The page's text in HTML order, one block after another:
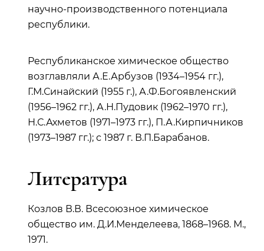
научно-производственного потенциала
республики.
Республиканское химическое общество
возглавляли А.Е.Арбузов (1934–1954 гг.),
Г.М.Синайский (1955 г.), А.Ф.Богоявленский
(1956–1962 гг.), А.Н.Пудовик (1962–1970 гг.),
Н.С.Ахметов (1971–1973 гг.), П.А.Кирпичников
(1973–1987 гг.); с 1987 г. В.П.Барабанов.
Литература
Козлов В.В. Всесоюзное химическое
общество им. Д.И.Менделеева, 1868–1968. М.,
1971.